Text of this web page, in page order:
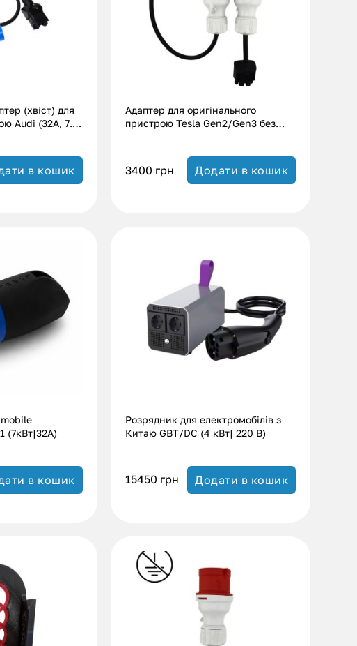
(хвіст) для
Audi (32А, 7.3
в кошик
Адаптер для оригінального
пристрою Tesla Gen2/Gen3 без
3400 грн Додати в кошик
Gen 1 (7кВт|32А)
в кошик
Розрядник для електромобілів з
Китаю GBT/DC (4 кВт| 220 В)
15450 грн Додати в кошик